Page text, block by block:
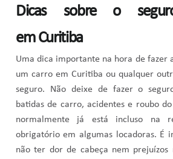
Dicas sobre o
em Curitiba
Uma dica importante na hora de fazer
um carro em Curitiba ou qualquer
seguro. Não deixe de fazer o
batidas de carro, acidentes e roubo
normalmente já está incluso na
obrigatório em algumas locadoras. É
não ter dor de cabeça nem prejuízos